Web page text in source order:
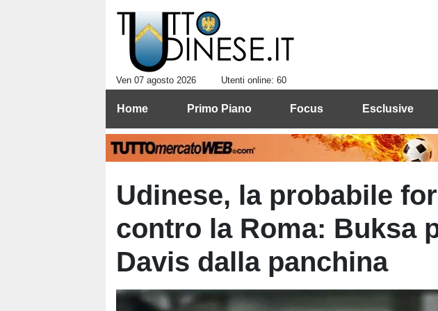
Ven 07 agosto 2026 Utenti online: 60
Home Primo Piano Focus Esclusive
Udinese, la probabile
contro la Roma: Buksa
Davis dalla panchina